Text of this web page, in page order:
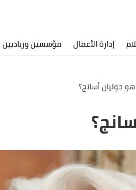
إدارة الأعمال مؤسسين ورياديين
جوليان أسانج؟